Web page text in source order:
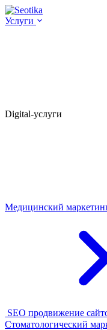
Услуги
Digital-услуги
Медицинский
SEO продвижение
Стоматологический